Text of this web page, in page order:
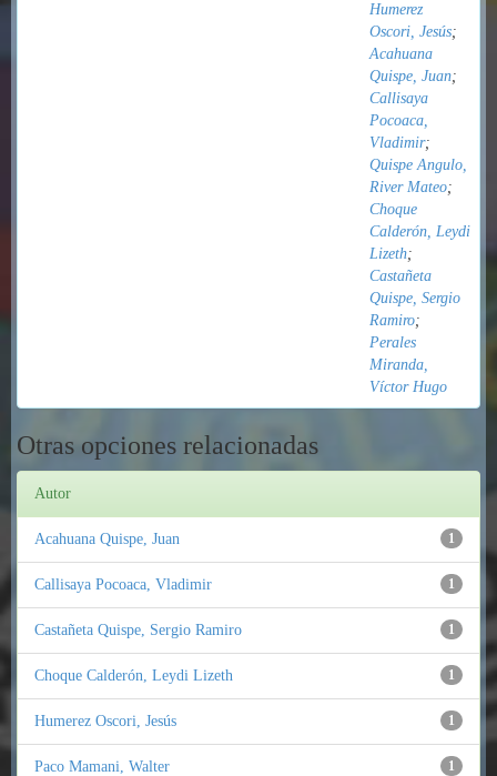
Humerez
Oscori, Jesús;
Acahuana
Quispe, Juan;
Callisaya
Pocoaca,
Vladimir;
Quispe Angulo,
River Mateo;
Choque
Calderón, Leydi
Lizeth;
Castañeta
Quispe, Sergio
Ramiro;
Perales
Miranda,
Víctor Hugo
Otras opciones relacionadas
Autor
1
Acahuana Quispe, Juan
1
Callisaya Pocoaca, Vladimir
1
Castañeta Quispe, Sergio Ramiro
1
Choque Calderón, Leydi Lizeth
1
Humerez Oscori, Jesús
1
Paco Mamani, Walter